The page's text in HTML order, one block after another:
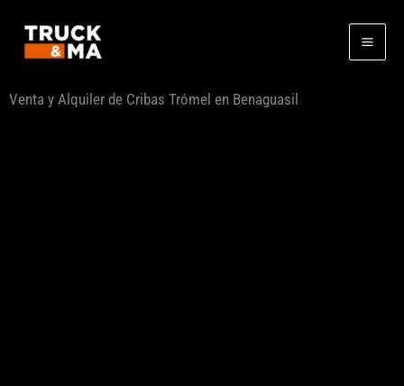
contenido
Venta y Alquiler de Cribas Trómel en Benaguasil